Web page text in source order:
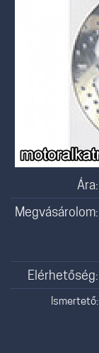
Ára:
Megvásárolom:
Elérhetőség:
Ismertető: